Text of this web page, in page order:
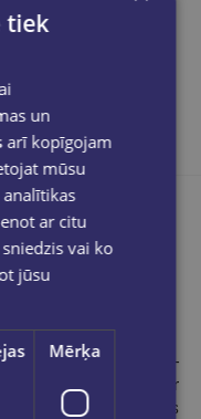
romānu karalieni –
kas kļuvušas par
500 miljonos
tiek
un
arī kopīgojam
mūsu
ar citu
vai ko
jūsu
Mērķa